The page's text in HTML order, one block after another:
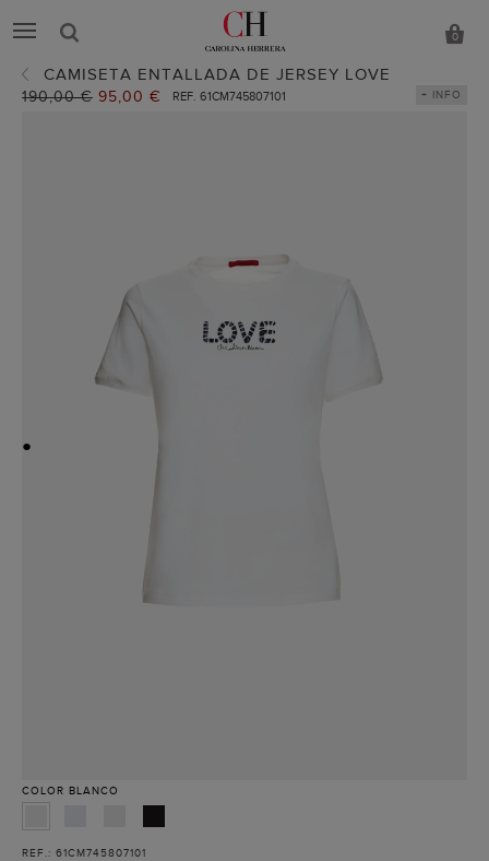
0
CAMISETA ENTALLADA DE JERSEY LOVE
Precio
190,00 € Precio
95,00 € REF. 61CM745807101 + INFO
●
COLOR BLANCO
REF.: 61CM745807101